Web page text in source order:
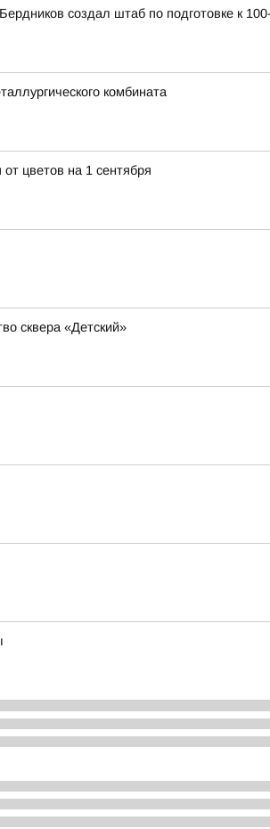
создал штаб по подготовке к
комбината
цветов на 1 сентября
сквера «Детский»